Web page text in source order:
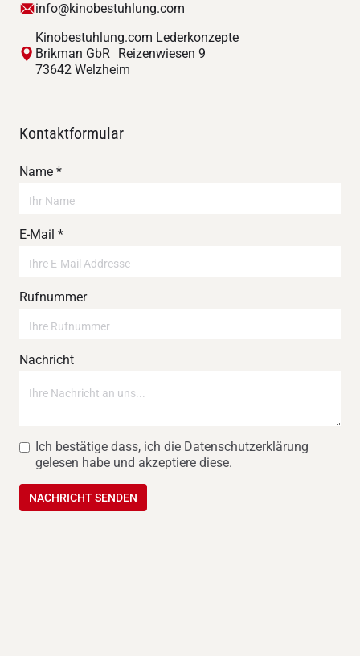
info@kinobestuhlung.com
Kinobestuhlung.com Lederkonzepte
Brikman GbR Reizenwiesen 9
73642 Welzheim
Kontaktformular
Name *
E-Mail *
Rufnummer
Nachricht
Ich bestätige dass, ich die Datenschutzerklärung
gelesen habe und akzeptiere diese.